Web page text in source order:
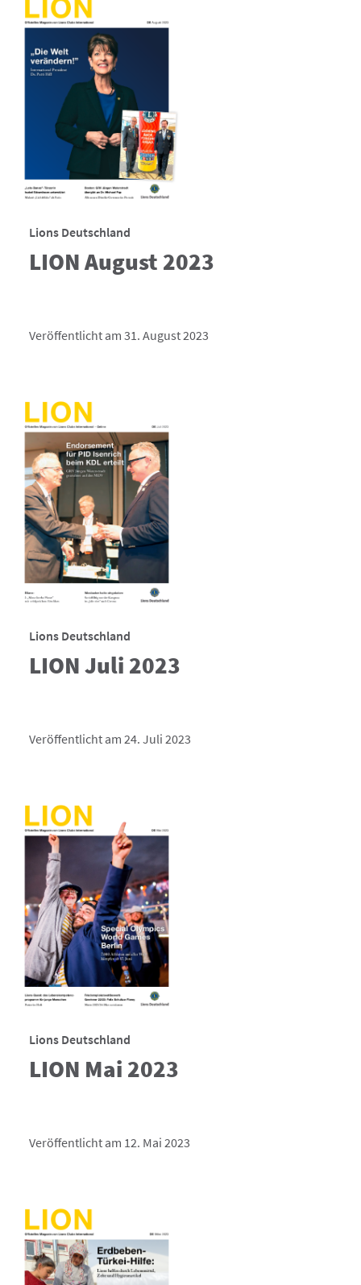
Lions Deutschland
LION August 2023
Veröffentlicht am 31. August 2023
Lions Deutschland
LION Juli 2023
Veröffentlicht am 24. Juli 2023
Lions Deutschland
LION Mai 2023
Veröffentlicht am 12. Mai 2023